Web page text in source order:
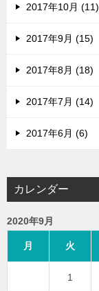
2017年10月 (11)
2017年9月 (15)
2017年8月 (18)
2017年7月 (14)
2017年6月 (6)
カレンダー
2020年9月
月 火
1